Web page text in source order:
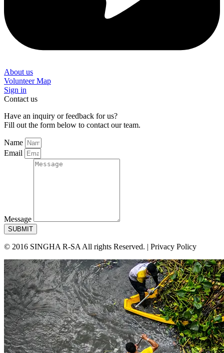
About us
Volunteer Map
Sign in
Contact us
Have an inquiry or feedback for us?
Fill out the form below to contact our team.
Name
Email
Message
SUBMIT
© 2016 SINGHA R-SA All rights Reserved. | Privacy Policy